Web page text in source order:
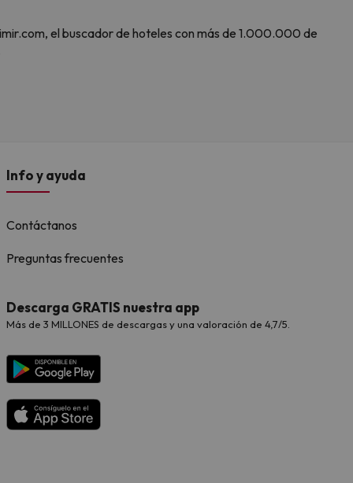
el buscador de hoteles con más de 1.000.000 de
Info y ayuda
Contáctanos
Preguntas frecuentes
Descarga GRATIS nuestra app
Más de 3 MILLONES de descargas y una valoración de 4,7/5.